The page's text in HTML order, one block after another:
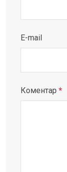
E-mail
Коментар *